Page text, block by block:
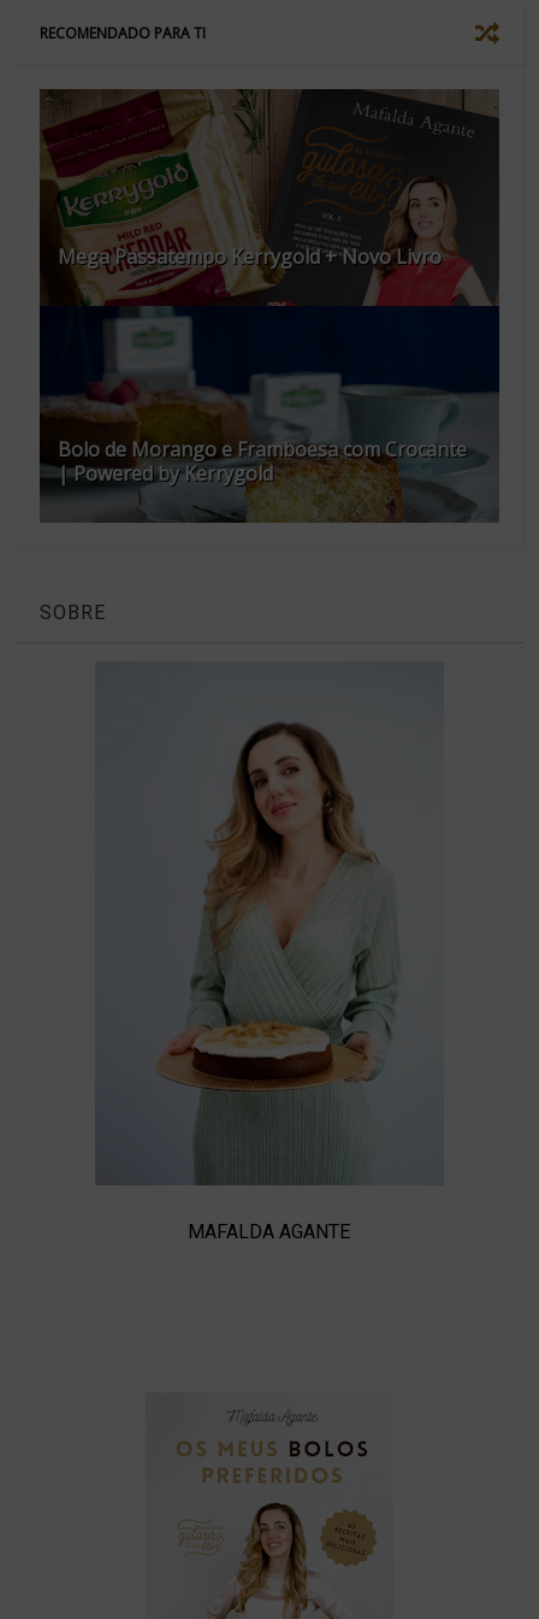
RECOMENDADO PARA TI
Mega Passatempo Kerrygold + Novo Livro
Bolo de Morango e Framboesa com Crocante
| Powered by Kerrygold
SOBRE
MAFALDA AGANTE